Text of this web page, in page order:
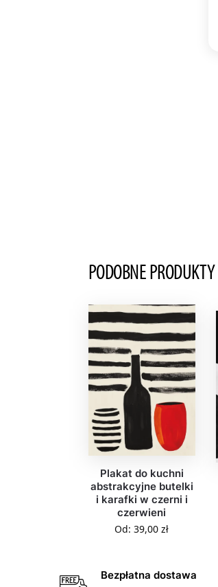
PODOBNE PRODUKTY
Plakat do kuchni
abstrakcyjne butelki
i karafki w czerni i
czerwieni
Od:39,00zł
Bezpłatna dostawa